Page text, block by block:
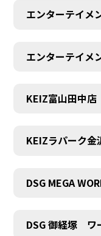
エンターテイメ
エンターテイメ
KEIZ富山田中店
KEIZラパーク金
DSG MEGA
DSG 御経塚 ワ